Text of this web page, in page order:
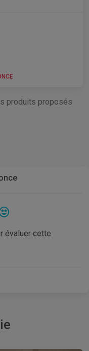
produits proposés
évaluer cette